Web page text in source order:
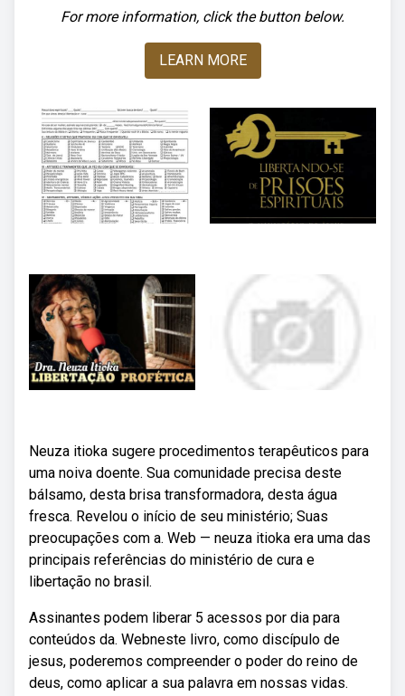
For more information, click the button below.
LEARN MORE
Neuza itioka sugere procedimentos terapêuticos para
uma noiva doente. Sua comunidade precisa deste
bálsamo, desta brisa transformadora, desta água
fresca. Revelou o início de seu ministério; Suas
preocupações com a. Web — neuza itioka era uma das
principais referências do ministério de cura e
libertação no brasil.
Assinantes podem liberar 5 acessos por dia para
conteúdos da. Webneste livro, como discípulo de
jesus, poderemos compreender o poder do reino de
deus, como aplicar a sua palavra em nossas vidas.